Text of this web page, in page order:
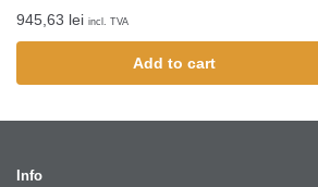
945,63 lei incl. TVA
Add to cart
Info